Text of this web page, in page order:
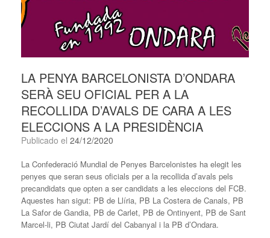
LA PENYA BARCELONISTA D’ONDARA
SERÀ SEU OFICIAL PER A LA
RECOLLIDA D’AVALS DE CARA A LES
ELECCIONS A LA PRESIDÈNCIA
Publicado el 24/12/2020
La Confederació Mundial de Penyes Barcelonistes ha elegit les
penyes que seran seus oficials per a la recollida d’avals pels
precandidats que opten a ser candidats a les eleccions del FCB.
Aquestes han sigut: PB de Llíria, PB La Costera de Canals, PB
La Safor de Gandia, PB de Carlet, PB de Ontinyent, PB de Sant
Marcel-li, PB Ciutat Jardí del Cabanyal i la PB d’Ondara.